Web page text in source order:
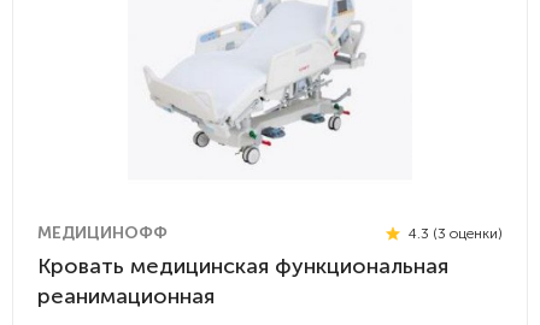
МЕДИЦИНОФФ 4.3 (3 оценки)
Кровать медицинская функциональная
реанимационная